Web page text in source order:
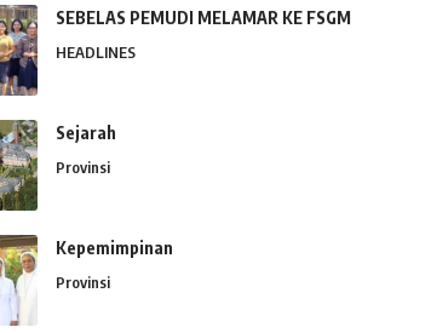
SEBELAS PEMUDI MELAMAR KE FSGM
HEADLINES
Sejarah
Provinsi
Kepemimpinan
Provinsi